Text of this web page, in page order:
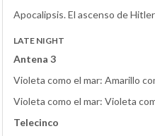
Apocalipsis. El ascenso de
LATE NIGHT
Antena 3
Violeta como el mar: Amarillo
Violeta como el mar: Violeta
Telecinco